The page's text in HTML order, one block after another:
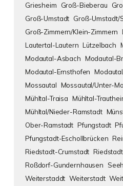
Griesheim Groß-Bieberau
Groß-Umstadt Groß-Umstadt/
Groß-Zimmern/Klein-Zimmern
Lautertal-Lautern Lützelbach
Modautal-Asbach Modautal-
Modautal-Ernsthofen
Mossautal Mossautal/Unter-
Mühltal-Traisa Mühltal-
Mühltal/Nieder-Ramstadt
Ober-Ramstadt Pfungstadt
Pfungstadt-Eschollbrücken
Riedstadt-Crumstadt
Roßdorf-Gundernhausen
Weiterstaddt Weiterstadt